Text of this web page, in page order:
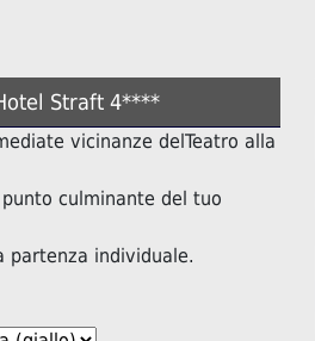
Straft 4****
vicinanze delTeatro alla
culminante del tuo
partenza individuale.